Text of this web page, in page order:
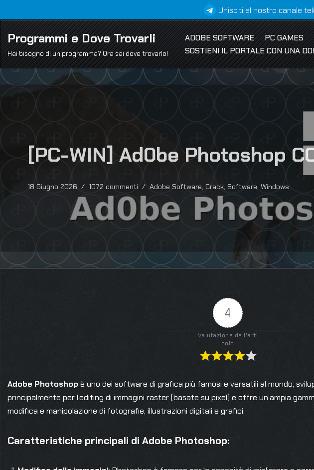
Vai
al
contenuto
Unisciti al nostro canale
Programmi e Dove Trovarli
Hai bisogno di un programma? Ora sai dove trovarlo!
ADOBE SOFTWARE PC GAMES
SOSTIENI IL PORTALE CON UNA
[PC-WIN] Ad0be Photoshop
18 Giugno 2026 1072 commenti Adobe Software, Crack, Software, Windows
4
Valutazione dell'arti
colo
Adobe Photoshop è uno dei software di grafica più famosi e versatili al mondo,
principalmente per l’editing di immagini raster (basate su pixel) e offre un’ampia
modifica e manipolazione di fotografie, illustrazioni digitali e grafici.
Caratteristiche principali di Adobe Photoshop: